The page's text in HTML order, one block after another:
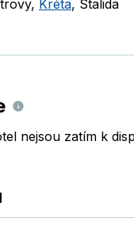
, Kréta, Stalida
nejsou zatím k